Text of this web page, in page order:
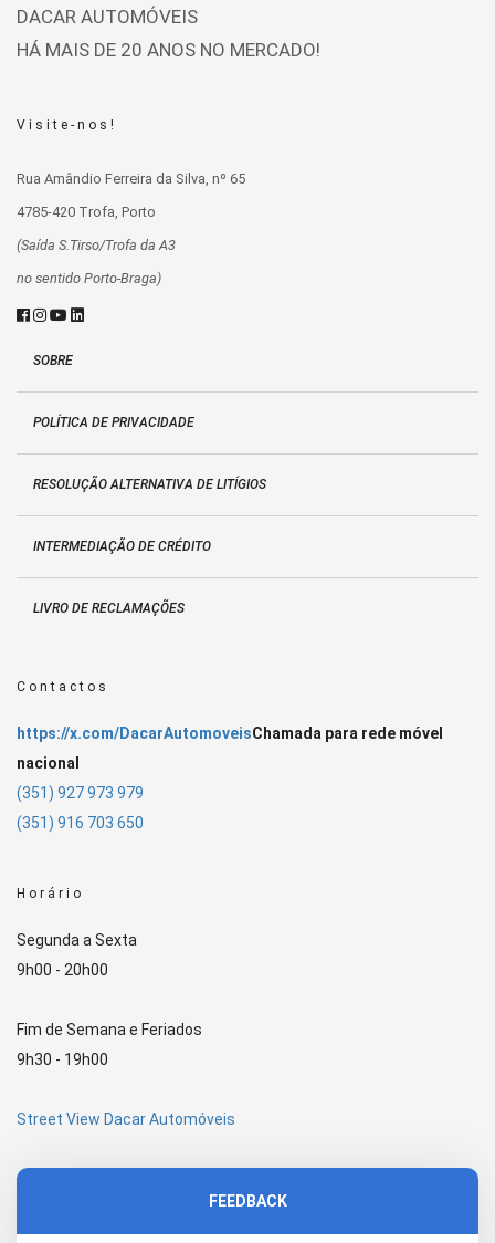
DACAR AUTOMÓVEIS
HÁ MAIS DE 20 ANOS NO MERCADO!
Visite-nos!
Rua Amândio Ferreira da Silva, nº 65
4785-420 Trofa, Porto
(Saída S.Tirso/Trofa da A3
no sentido Porto-Braga)
SOBRE
POLÍTICA DE PRIVACIDADE
RESOLUÇÃO ALTERNATIVA DE LITÍGIOS
INTERMEDIAÇÃO DE CRÉDITO
LIVRO DE RECLAMAÇÕES
Contactos
https://x.com/DacarAutomoveisChamada para rede móvel
nacional
(351) 927 973 979
(351) 916 703 650
Horário
Segunda a Sexta
9h00 - 20h00
Fim de Semana e Feriados
9h30 - 19h00
Street View Dacar Automóveis
FEEDBACK